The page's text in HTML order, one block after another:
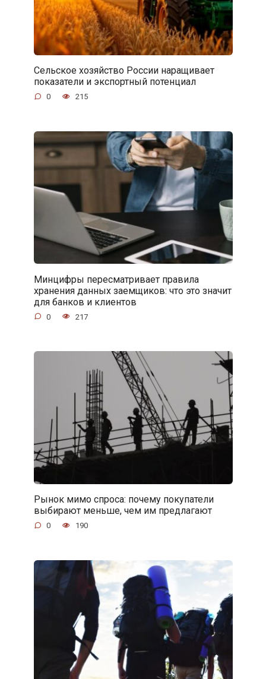
Сельское хозяйство России наращивает
показатели и экспортный потенциал
0 215
Минцифры пересматривает правила
хранения данных заемщиков: что это значит
для банков и клиентов
0 217
Рынок мимо спроса: почему покупатели
выбирают меньше, чем им предлагают
0 190